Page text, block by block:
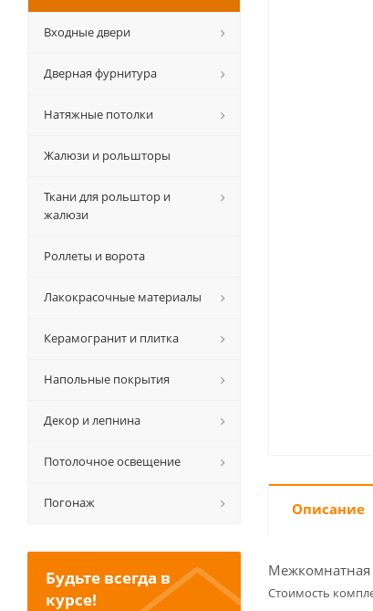
Описание
Межкомнатная
Cтоимость
Входные двери
Дверная фурнитура
Натяжные потолки
Жалюзи и рольшторы
Ткани для рольштор и
жалюзи
Роллеты и ворота
Лакокрасочные материалы
Керамогранит и плитка
Напольные покрытия
Декор и лепнина
Потолочное освещение
Погонаж
Будьте всегда в
курсе!